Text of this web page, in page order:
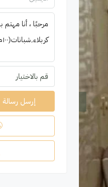
قم بالاختيار
إرسل رسالة